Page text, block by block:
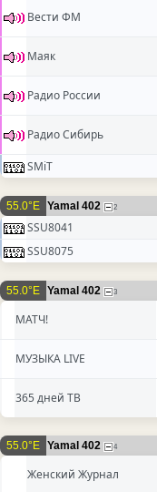
Вести ФМ
Маяк
Радио России
Радио Сибирь
SMiT
55.0°E Yamal 402 2
SSU8041
SSU8075
55.0°E Yamal 402 3
МАТЧ!
МУЗЫКА LIVE
365 дней ТВ
55.0°E Yamal 402 4
Женский Журнал